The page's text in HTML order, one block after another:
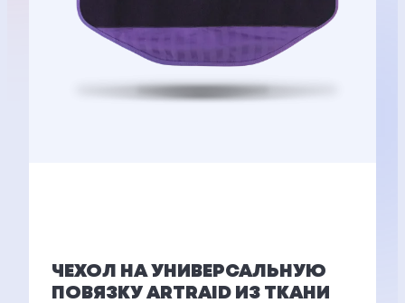
ЧЕХОЛ НА УНИВЕРСАЛЬНУЮ
ПОВЯЗКУ ARTRAID ИЗ ТКАНИ